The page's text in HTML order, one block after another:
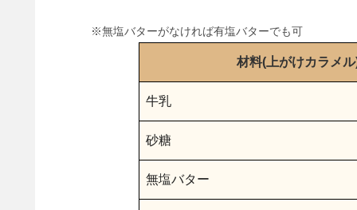
※無塩バターがなければ有塩バターでも可
材料(上がけカラメ
牛乳
砂糖
無塩バター